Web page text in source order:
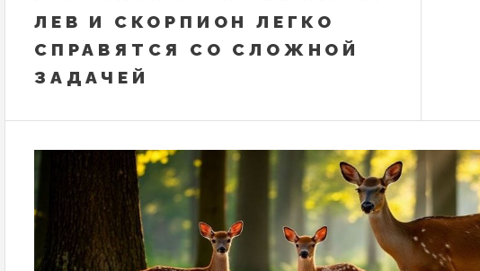
ЛЕВ И СКОРПИОН ЛЕГКО
СПРАВЯТСЯ СО СЛОЖНОЙ
ЗАДАЧЕЙ